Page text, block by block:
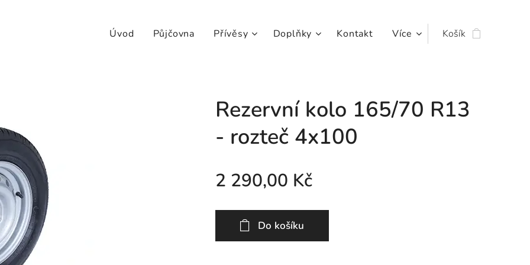
Úvod Půjčovna Přívěsy Doplňky Kontakt Více Košík
Rezervní kolo 165/70 R13
- rozteč 4x100
2 290,00 Kč
Do košíku